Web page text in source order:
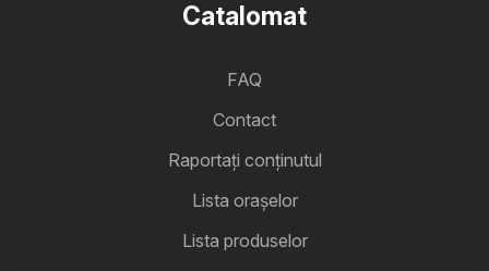
Catalomat
FAQ
Contact
Raportați conținutul
Lista oraşelor
Lista produselor